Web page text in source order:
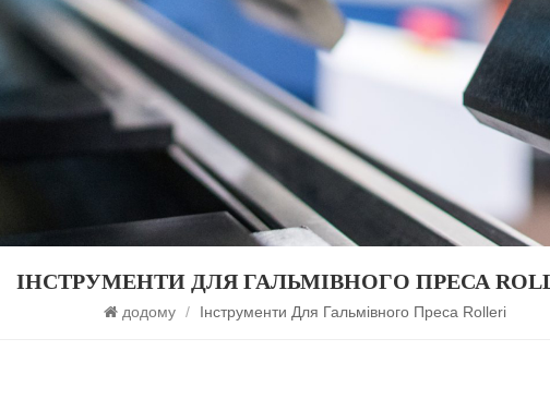
ІНСТРУМЕНТИ ДЛЯ ГАЛЬМІВНОГО ПРЕСА
додому / Інструменти Для Гальмівного Преса Rolleri